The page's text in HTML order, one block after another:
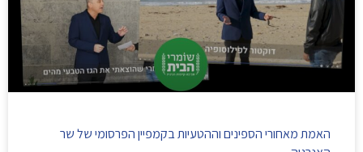
האמת מאחורי הספינים וההטעיות בקמפיין הפרסומי של שר